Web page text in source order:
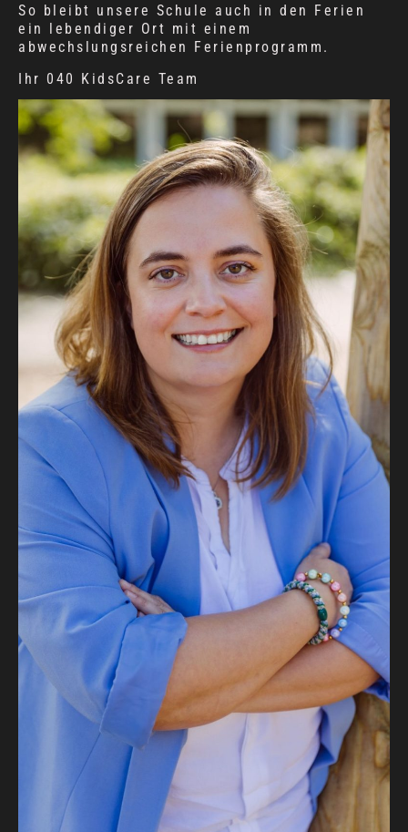
So bleibt unsere Schule auch in den Ferien
ein lebendiger Ort mit einem
abwechslungsreichen Ferienprogramm.
Ihr 040 KidsCare Team